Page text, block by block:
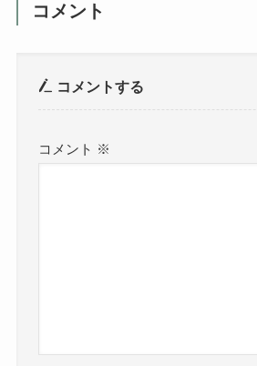
コメント
コメントする
コメント ※